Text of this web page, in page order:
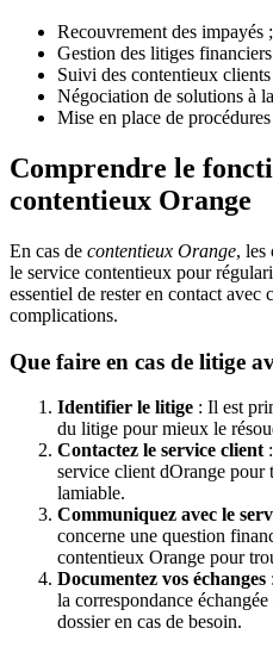
Recouvrement des impayés ;
Gestion des litiges
Suivi des contentieux clients
Négociation de solutions à
Mise en place de
Comprendre le
contentieux Orange
En cas de contentieux Orange, les
le service contentieux pour
essentiel de rester en contact
complications.
Que faire en cas de litige
Identifier le litige : Il est
du litige pour mieux le
Contactez le service client
service client dOrange pour
lamiable.
Communiquez avec le
concerne une question
contentieux Orange pour
Documentez vos échanges
la correspondance
dossier en cas de besoin.